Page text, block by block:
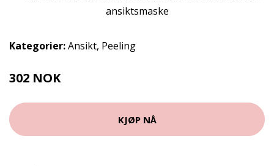
Kategorier:Ansikt, Peeling
302 NOK
KJØP NÅ